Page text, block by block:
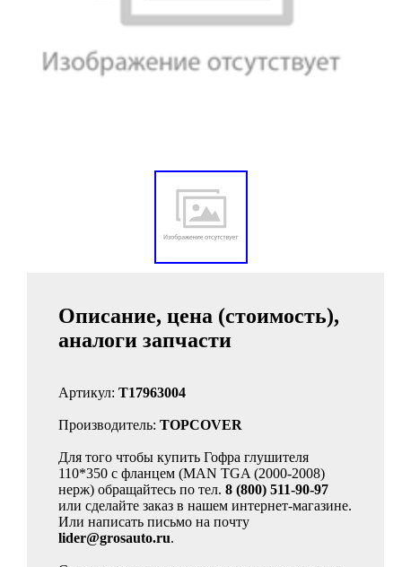
Описание, цена (стоимость),
аналоги запчасти
Артикул: T17963004
Производитель: TOPCOVER
Для того чтобы купить Гофра глушителя
110*350 c фланцем (MAN TGA (2000-2008)
нерж) обращайтесь по тел. 8 (800) 511-90-97
или сделайте заказ в нашем интернет-магазине.
Или написать письмо на почту
lider@grosauto.ru.